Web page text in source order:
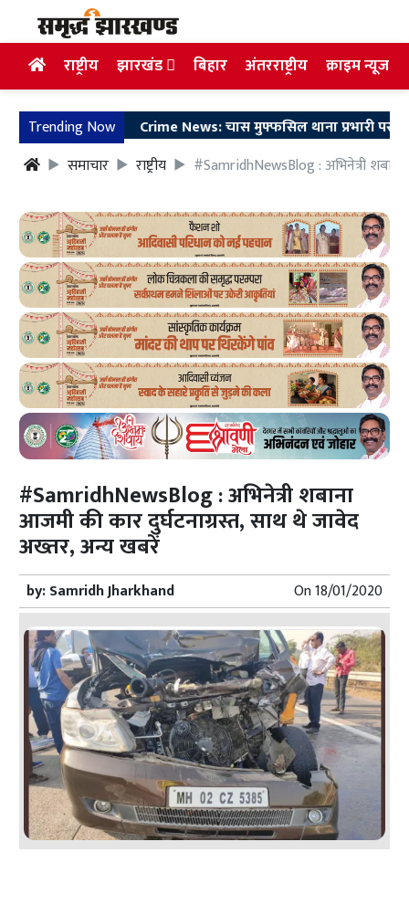
राष्ट्रीय झारखंड बिहार अंतरराष्ट्रीय क्राइम न्यूज
Trending NowCrime News: चास मुफ्फसिल थाना प्रभारी पर हमला,
समाचार
राष्ट्रीय #SamridhNewsBlog : अभिनेत्री
#SamridhNewsBlog : अभिनेत्री शबाना
आजमी की कार दुर्घटनाग्रस्त, साथ थे जावेद
अख्तर, अन्य खबरें
by:Samridh Jharkhand On18/01/2020